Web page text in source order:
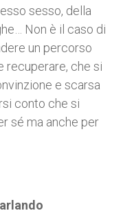
sesso, della
Non è il caso di
un percorso
recuperare, che si
e scarsa
conto che si
sé ma anche per